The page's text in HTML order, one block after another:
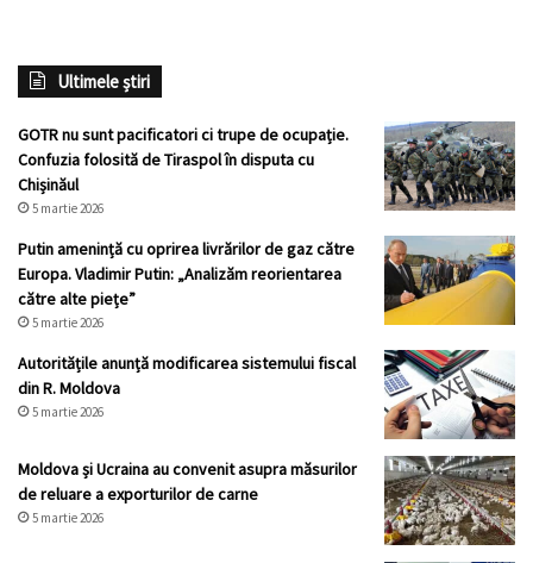
Ultimele știri
GOTR nu sunt pacificatori ci trupe de ocupație.
Confuzia folosită de Tiraspol în disputa cu
Chișinăul
5 martie 2026
Putin amenință cu oprirea livrărilor de gaz către
Europa. Vladimir Putin: „Analizăm reorientarea
către alte piețe”
5 martie 2026
Autoritățile anunță modificarea sistemului fiscal
din R. Moldova
5 martie 2026
Moldova și Ucraina au convenit asupra măsurilor
de reluare a exporturilor de carne
5 martie 2026